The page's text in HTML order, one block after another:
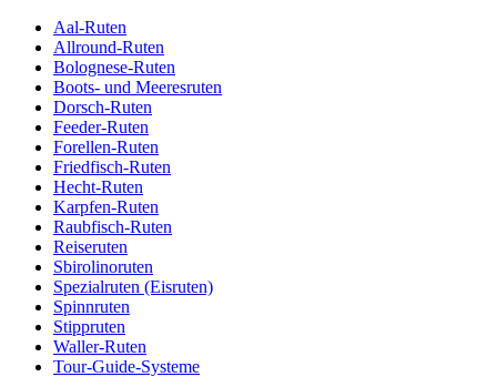
Aal-Ruten
Allround-Ruten
Bolognese-Ruten
Boots- und Meeresruten
Dorsch-Ruten
Feeder-Ruten
Forellen-Ruten
Friedfisch-Ruten
Hecht-Ruten
Karpfen-Ruten
Raubfisch-Ruten
Reiseruten
Sbirolinoruten
Spezialruten (Eisruten)
Spinnruten
Stippruten
Waller-Ruten
Tour-Guide-Systeme